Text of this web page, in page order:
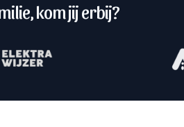
kom jij erbij?